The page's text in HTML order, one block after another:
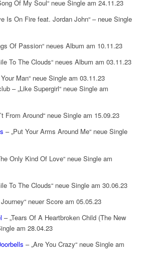
Of My Soul“ neue Single am 24.11.23
Is On Fire feat. Jordan John“ – neue Single
Of Passion“ neues Album am 10.11.23
To The Clouds“ neues Album am 03.11.23
Man“ neue Single am 03.11.23
– „Like Supergirl“ neue Single am
From Around“ neue Single am 15.09.23
– „Put Your Arms Around Me“ neue Single
Only Kind Of Love“ neue Single am
To The Clouds“ neue Single am 30.06.23
Journey“ neuer Score am 05.05.23
– „Tears Of A Heartbroken Child (The New
am 28.04.23
– „Are You Crazy“ neue Single am